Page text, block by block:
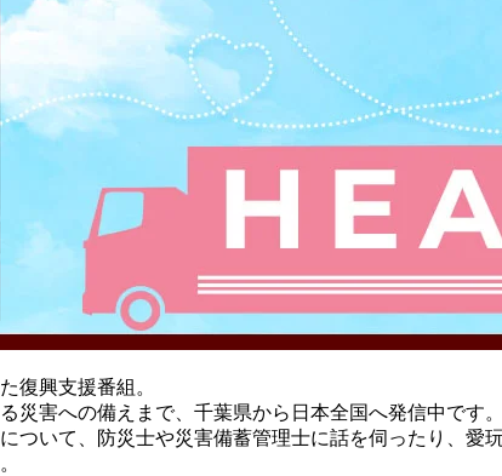
復興支援番組。
災害への備えまで、千葉県から日本全国へ発信中です。
ついて、防災士や災害備蓄管理士に話を伺ったり、